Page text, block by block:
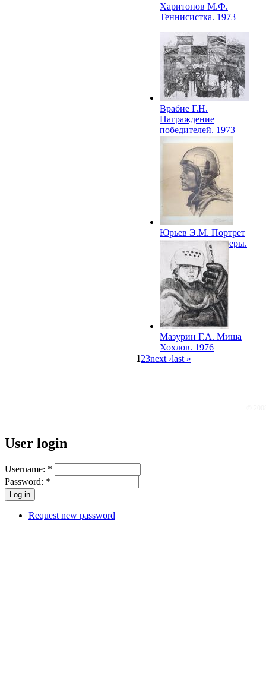
Харитонов М.Ф.
Теннисистка. 1973
Врабие Г.Н.
Награждение
победителей. 1973
Юрьев Э.М. Портрет
парашютистки Леры.
1974
Мазурин Г.А. Миша
Хохлов. 1976
123next ›last »
User login
Username: *
Password: *
Request new password